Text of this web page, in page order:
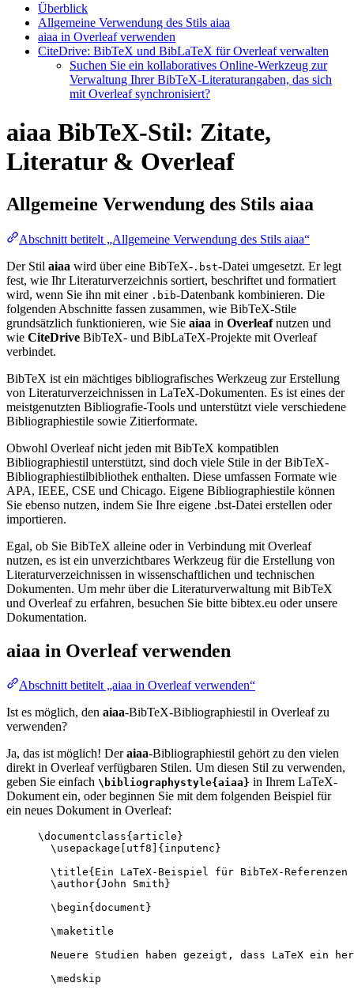
Überblick
Allgemeine Verwendung des Stils aiaa
aiaa in Overleaf verwenden
CiteDrive: BibTeX und BibLaTeX für Overleaf verwalten
Suchen Sie ein kollaboratives Online-Werkzeug zur
Verwaltung Ihrer BibTeX-Literaturangaben, das sich
mit Overleaf synchronisiert?
aiaa BibTeX-Stil: Zitate,
Literatur & Overleaf
Allgemeine Verwendung des Stils aiaa
Abschnitt betitelt „Allgemeine Verwendung des Stils aiaa“
Der Stil aiaa wird über eine BibTeX- .bst-Datei umgesetzt. Er legt
fest, wie Ihr Literaturverzeichnis sortiert, beschriftet und formatiert
wird, wenn Sie ihn mit einer .bib-Datenbank kombinieren. Die
folgenden Abschnitte fassen zusammen, wie BibTeX-Stile
grundsätzlich funktionieren, wie Sie aiaa in Overleafnutzen und
wie CiteDrive BibTeX- und BibLaTeX-Projekte mit Overleaf
verbindet.
BibTeX ist ein mächtiges bibliografisches Werkzeug zur Erstellung
von Literaturverzeichnissen in LaTeX-Dokumenten. Es ist eines der
meistgenutzten Bibliografie-Tools und unterstützt viele verschiedene
Bibliographiestile sowie Zitierformate.
Obwohl Overleaf nicht jeden mit BibTeX kompatiblen
Bibliographiestil unterstützt, sind doch viele Stile in der BibTeX-
Bibliographiestilbibliothek enthalten. Diese umfassen Formate wie
APA, IEEE, CSE und Chicago. Eigene Bibliographiestile können
Sie ebenso nutzen, indem Sie Ihre eigene .bst-Datei erstellen oder
importieren.
Egal, ob Sie BibTeX alleine oder in Verbindung mit Overleaf
nutzen, es ist ein unverzichtbares Werkzeug für die Erstellung von
Literaturverzeichnissen in wissenschaftlichen und technischen
Dokumenten. Um mehr über die Literaturverwaltung mit BibTeX
und Overleaf zu erfahren, besuchen Sie bitte bibtex.eu oder unsere
Dokumentation.
aiaa in Overleaf verwenden
Abschnitt betitelt „aiaa in Overleaf verwenden“
Ist es möglich, den aiaa-BibTeX-Bibliographiestil in Overleaf zu
verwenden?
Ja, das ist möglich! Deraiaa-Bibliographiestil gehört zu den vielen
direkt in Overleaf verfügbaren Stilen. Um diesen Stil zu verwenden,
geben Sie einfach \bibliographystyle{aiaa} in Ihrem LaTeX-
Dokument ein, oder beginnen Sie mit dem folgenden Beispiel für
ein neues Dokument in Overleaf:
\documentclass{ article }
\usepackage
utf8 ]{ inputenc }
\title{Ein LaTeX-Beispiel für BibTeX-
\author{John Smith}
\begin{ document }
\maketitle
Neuere Studien haben gezeigt, dass LaTeX ein
\medskip